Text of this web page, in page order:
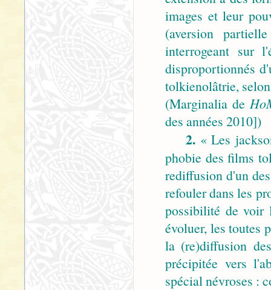
images et leur
(aversion
interrogeant sur
disproportionnés
tolkienolâtrie,
(Marginalia de
des années 2010])
2. « Les
phobie des films
rediffusion d'un
refouler dans les
possibilité de voir
évoluer, les toutes
la (re)diffusion
précipitée vers
spécial névroses :